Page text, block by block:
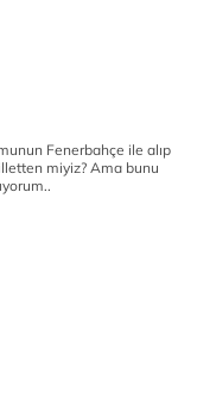
Fenerbahçe ile alıp
miyiz? Ama bunu